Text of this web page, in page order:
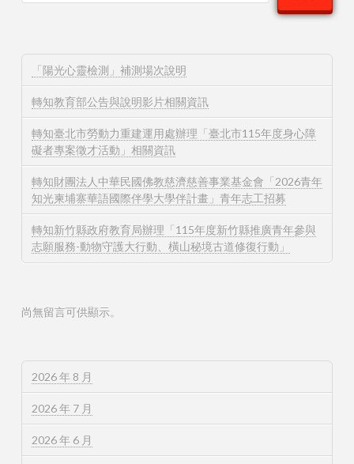
「陽光心靈檢測」補測場次說明
轉知教育部公告與說明影片相關資訊
轉知臺北市勞動力重建運用處辦理「臺北市115年度身心障
礙者專案徵才活動」相關資訊
轉知財團法人中華民國佛教慈濟慈善事業基金會「2026青年
知光柬埔寨華語國際伴學大學伴計畫」青年志工招募
轉知新竹縣政府教育局辦理「115年度新竹縣推廣青年參與
志願服務-動物守護大行動、橫山秘境古道修復行動」
尚無留言可供顯示。
2026 年 8 月
2026 年 7 月
2026 年 6 月